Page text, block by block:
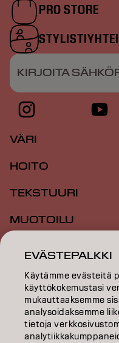
PRO STORE
KIRJOITA
VÄRI
HOITO
TEKSTUURI
MUOTOILU
INSPIRAATIO
KOULUTUS
TIETOA MEISTÄ
SALON FINDER
EVÄSTEPALKKI
Käytämme evästeitä
käyttökokemustasi
mukauttaaksemme
analysoidaksemme
tietoja